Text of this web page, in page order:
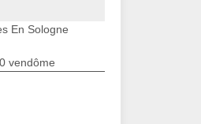
En Sologne
vendôme